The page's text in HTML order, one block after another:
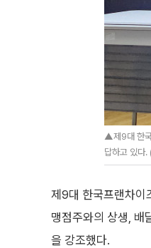
▲제9대 한국
답하고 있다
제9대 한국프랜차이
맹점주와의 상생, 배
을 강조했다.